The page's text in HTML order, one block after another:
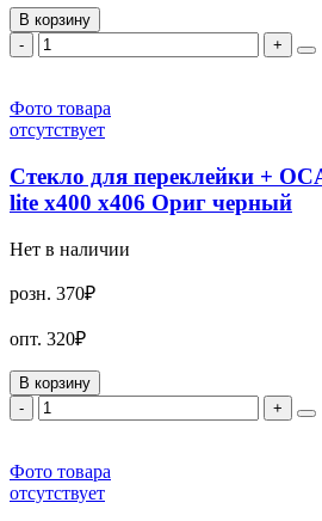
В корзину
-
+
Фото товара
отсутствует
Стекло для переклейки +
lite x400 x406 Ориг черный
Нет в наличии
розн. 370₽
опт. 320₽
В корзину
-
+
Фото товара
отсутствует